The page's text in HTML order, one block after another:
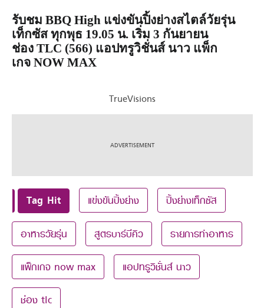
รับชม BBQ High แข่งขันปิ้งย่างสไตล์วัยรุ่น
เท็กซัส ทุกพุธ 19.05 น. เริ่ม 3 กันยายน
ช่อง TLC (566) แอปทรูวิชั่นส์ นาว แพ็ก
เกจ NOW MAX
TrueVisions
Tag Hit แข่งขันปิ้งย่าง ปิ้งย่างเท็กซัส
อาหารวัยรุ่น สูตรบาร์บีคิว รายการทำอาหาร
แพ็กเกจ now max แอปทรูวิชั่นส์ นาว
ช่อง tlc